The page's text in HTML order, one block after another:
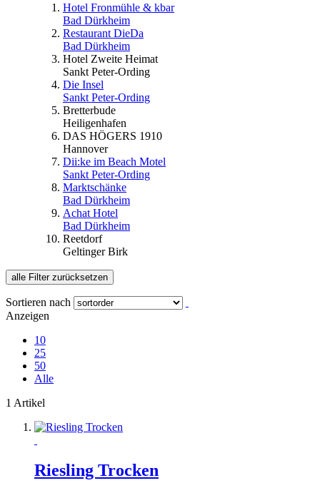
Hotel Fronmühle & kbar
Bad Dürkheim
Restaurant DieDa
Bad Dürkheim
Hotel Zweite Heimat
Sankt Peter-Ording
Die Insel
Sankt Peter-Ording
Bretterbude
Heiligenhafen
DAS HÖGERS 1910
Hannover
Dii:ke im Beach Motel
Sankt Peter-Ording
Marktschänke
Bad Dürkheim
Achat Hotel
Bad Dürkheim
Reetdorf
Geltinger Birk
alle Filter zurücksetzen
Sortieren nach
Anzeigen
10
25
50
Alle
1 Artikel
Riesling Trocken